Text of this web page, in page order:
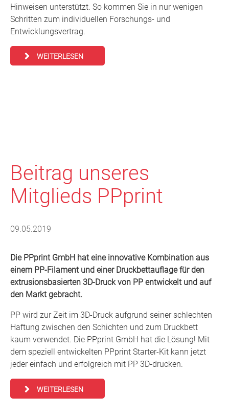
Hinweisen unterstützt. So kommen Sie in nur wenigen
Schritten zum individuellen Forschungs- und
Entwicklungsvertrag.
WEITERLESEN
Beitrag unseres
Mitglieds PPprint
09.05.2019
Die PPprint GmbH hat eine innovative Kombination aus
einem PP-Filament und einer Druckbettauflage für den
extrusionsbasierten 3D-Druck von PP entwickelt und auf
den Markt gebracht.
PP wird zur Zeit im 3D-Druck aufgrund seiner schlechten
Haftung zwischen den Schichten und zum Druckbett
kaum verwendet. Die PPprint GmbH hat die Lösung! Mit
dem speziell entwickelten PPprint Starter-Kit kann jetzt
jeder einfach und erfolgreich mit PP 3D-drucken.
WEITERLESEN